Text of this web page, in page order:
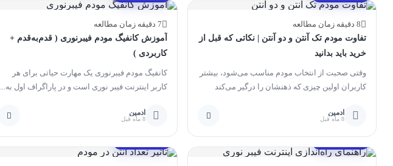
8 دقیقه زمان مطالعه
تفاوت مودم تک آنتن و دو آنتن | نکاتی که قبل از
خرید باید بدانید
وقتی صحبت از انتخاب مودم مناسب می‌شود، بیشتر
کاربران اولین چیزی که ذهنشان را درگیر می‌کند
ادمین
8 ماه قبل
7 دقیقه زمان مطالعه
آموزش کانفیگ مودم فیبرنوری ( قدم‌به‌قدم +
کاربردی )
کانفیگ مودم فیبرنوری یک مهارت حیاتی برای هر
کاربر اینترنت فیبر نوری است و در پاراگراف اول به...
ادمین
8 ماه قبل